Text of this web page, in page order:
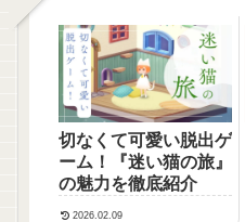
切なくて可愛い脱出ゲ
ーム！『迷い猫の旅』
の魅力を徹底紹介
2026.02.09